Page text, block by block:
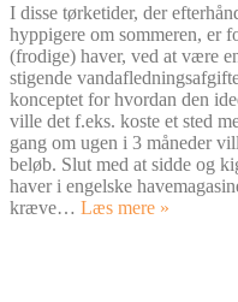
I disse tørketider, der
hyppigere om sommeren, er
(frodige) haver, ved at være
stigende
konceptet for hvordan den
ville det f.eks. koste et sted
gang om ugen i 3 måneder
beløb. Slut med at sidde og
haver i engelske
kræve… Læs mere »